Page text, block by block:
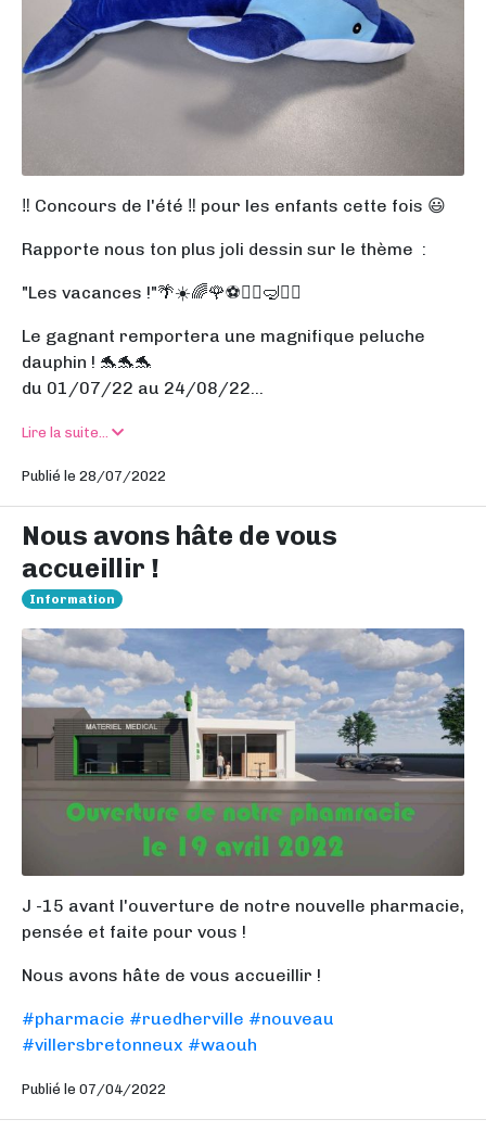
‼️ Concours de l'été ‼️ pour les enfants cette fois 😃
Rapporte nous ton plus joli dessin sur le thème :
"Les vacances !"🌴☀️🌈🌹⚽️🤸‍♂️🤿🚴‍♂️
Le gagnant remportera une magnifique peluche
dauphin ! 🐬🐬🐬
du 01/07/22 au 24/08/22...
Lire la suite...
Publié le 28/07/2022
Nous avons hâte de vous
accueillir !
Information
J -15 avant l'ouverture de notre nouvelle pharmacie,
pensée et faite pour vous !
Nous avons hâte de vous accueillir !
#pharmacie #ruedherville #nouveau
#villersbretonneux #waouh
Publié le 07/04/2022